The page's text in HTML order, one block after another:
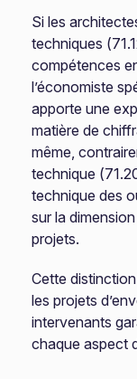
Si les
techniques
compétences
l’économiste
apporte une
matière de
même,
technique
technique des
sur la
projets.
Cette
les projets
intervenants
chaque aspect